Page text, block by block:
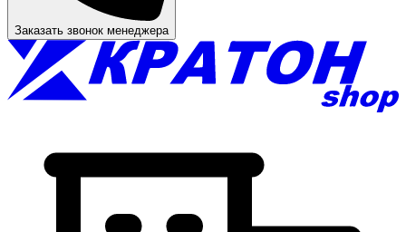
Заказать звонок менеджера